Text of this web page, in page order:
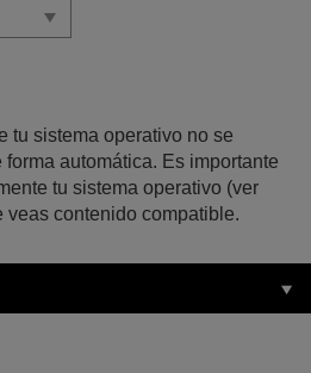
tu sistema operativo no se
automática. Es importante
tu sistema operativo (ver
veas contenido compatible.